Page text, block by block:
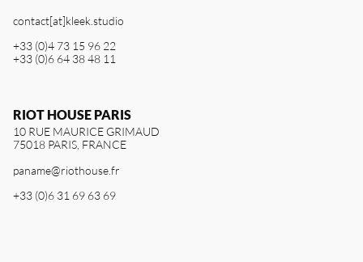
contact[at]kleek.studio
+33 (0)4 73 15 96 22
+33 (0)6 64 38 48 11
RIOT HOUSE PARIS
10 RUE MAURICE GRIMAUD
75018 PARIS, FRANCE
paname@riothouse.fr
+33 (0)6 31 69 63 69